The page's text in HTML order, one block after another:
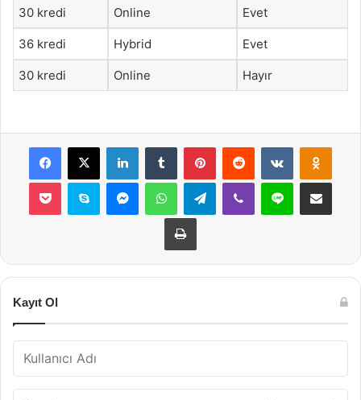
30 kredi Online Evet
36 kredi Hybrid Evet
30 kredi Online Hayır
Facebook
X LinkedInTumblr PinterestReddit VKontakte
Pocket Skype MessengerWhatsAppTelegramViber Line E-Posta ile
Yazdır
Kayıt Ol